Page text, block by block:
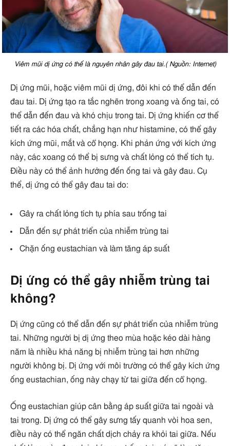
Viêm mũi dị ứng có thể là nguyên nhân gây đau tai.( Nguồn: Internet)
Dị ứng mũi, hoặc viêm mũi dị ứng, đôi khi có thể dẫn đến
đau tai. Dị ứng tạo ra tắc nghẽn trong xoang và ống tai, có
thể dẫn đến đau và khó chịu trong tai. Dị ứng khiến cơ thể
tiết ra các hóa chất, chẳng hạn như histamine, có thể gây
kích ứng mũi, mắt và cổ họng. Khi phản ứng với kích ứng
này, các xoang có thể bị sưng và chất lỏng có thể tích tụ.
Điều này có thể ảnh hưởng đến ống tai và gây đau. Cụ
thể, dị ứng có thể gây đau tai do:
Gây ra chất lỏng tích tụ phía sau trống tai
Dẫn đến sự phát triển của nhiễm trùng tai
Chặn ống eustachian và làm tăng áp suất
Dị ứng có thể gây nhiễm trùng tai
không?
Dị ứng cũng có thể dẫn đến sự phát triển của nhiễm trùng
tai. Những người bị dị ứng theo mùa hoặc kéo dài hàng
năm là nhiều khả năng bị nhiễm trùng tai hơn những
người không bị. Dị ứng với môi trường có thể gây kích ứng
ống eustachian, ống này chạy từ tai giữa đến cổ họng.
Ống eustachian giúp cân bằng áp suất giữa tai ngoài và
tai trong. Dị ứng có thể gây sưng tấy quanh vòi hoa sen,
điều này có thể ngăn chất dịch chảy ra khỏi tai giữa. Nếu